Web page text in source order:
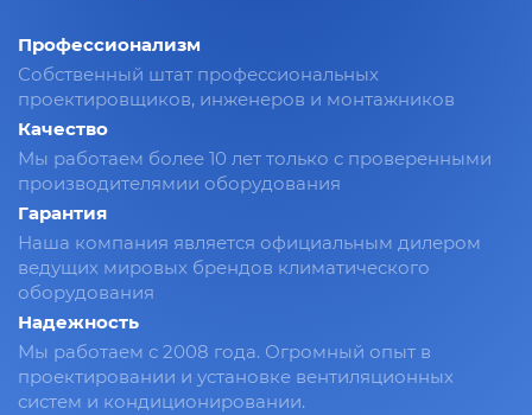
Профессионализм
Собственный штат профессиональных
проектировщиков, инженеров и монтажников
Качество
Мы работаем более 10 лет только с проверенными
производителямии оборудования
Гарантия
Наша компания является официальным дилером
ведущих мировых брендов климатического
оборудования
Надежность
Мы работаем с 2008 года. Огромный опыт в
проектировании и установке вентиляционных
систем и кондиционировании.